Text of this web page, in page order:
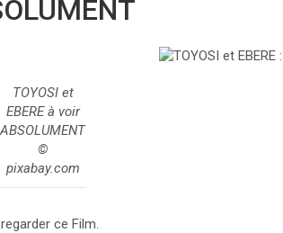
TOYOSI et
EBERE à voir
ABSOLUMENT
©
pixabay.com
ce Film.